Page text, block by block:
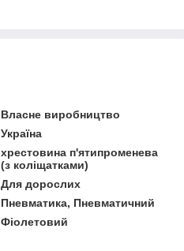
Власне виробництво
Україна
хрестовина п'ятипроменева
(з коліщатками)
Для дорослих
Пневматика, Пневматичний
Фіолетовий